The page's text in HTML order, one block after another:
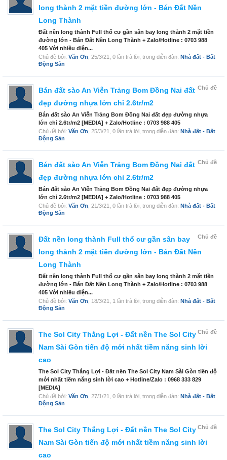
long thành 2 mặt tiền đường lớn - Bán Đất Nền
Long Thành
Đất nền long thành Full thổ cư gần sân bay long thành 2 mặt tiền
đường lớn - Bán Đất Nền Long Thành + Zalo/Hotline : 0703 988
405 Với nhiều diện...
Chủ đề bởi: Văn Ơn 25/3/21 , 0 lần trả lời, trong diễn đàn: Nhà đất - Bất
Động Sản
Chủ đề
Bán đất sào An Viễn Trảng Bom Đồng Nai đất
đẹp đường nhựa lớn chỉ 2.6tr/m2
Bán đất sào An Viễn Trảng Bom Đồng Nai đất đẹp đường nhựa
lớn chỉ 2.6tr/m2 [MEDIA] + Zalo/Hotline : 0703 988 405
Chủ đề bởi: Văn Ơn 25/3/21 , 0 lần trả lời, trong diễn đàn: Nhà đất - Bất
Động Sản
Chủ đề
Bán đất sào An Viễn Trảng Bom Đồng Nai đất
đẹp đường nhựa lớn chỉ 2.6tr/m2
Bán đất sào An Viễn Trảng Bom Đồng Nai đất đẹp đường nhựa
lớn chỉ 2.6tr/m2 [MEDIA] + Zalo/Hotline : 0703 988 405
Chủ đề bởi: Văn Ơn 21/3/21 , 0 lần trả lời, trong diễn đàn: Nhà đất - Bất
Động Sản
Chủ đề
Đất nền long thành Full thổ cư gần sân bay
long thành 2 mặt tiền đường lớn - Bán Đất Nền
Long Thành
Đất nền long thành Full thổ cư gần sân bay long thành 2 mặt tiền
đường lớn - Bán Đất Nền Long Thành + Zalo/Hotline : 0703 988
405 Với nhiều diện...
Chủ đề bởi: Văn Ơn 18/3/21 , 1 lần trả lời, trong diễn đàn: Nhà đất - Bất
Động Sản
Chủ đề
The Sol City Thắng Lợi - Đất nền The Sol City
Nam Sài Gòn tiến độ mới nhất tiềm năng sinh lời
cao
The Sol City Thắng Lợi - Đất nền The Sol City Nam Sài Gòn tiến độ
mới nhất tiềm năng sinh lời cao + Hotline/Zalo : 0968 333 829
[MEDIA]
Chủ đề bởi: Văn Ơn 27/1/21 , 0 lần trả lời, trong diễn đàn: Nhà đất - Bất
Động Sản
Chủ đề
The Sol City Thắng Lợi - Đất nền The Sol City
Nam Sài Gòn tiến độ mới nhất tiềm năng sinh lời
cao